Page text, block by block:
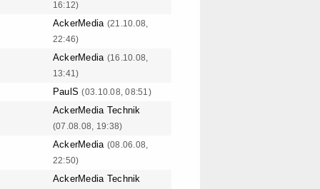
16:12)
AckerMedia (21.10.08,
22:46)
AckerMedia (16.10.08,
13:41)
PaulS(03.10.08, 08:51)
AckerMedia Technik
(07.08.08, 19:38)
AckerMedia (08.06.08,
22:50)
AckerMedia Technik